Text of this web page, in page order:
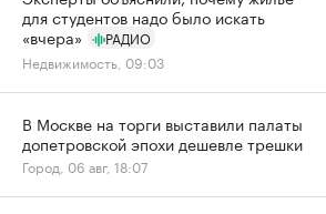
для студентов надо было искать
«вчера»
РАДИО
Недвижимость, 09:03
В Москве на торги выставили палаты
допетровской эпохи дешевле трешки
Город, 06 авг, 18:07